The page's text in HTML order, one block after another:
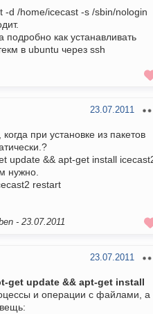
-d /home/icecast -s /sbin/nologin
как устанавливать
в ubuntu через ssh
23.07.2011
при установке из пакетов
update && apt-get install
нужно.
restart
- 23.07.2011
23.07.2011
get update && apt-get install
и операции с файлами, а